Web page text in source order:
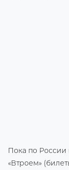
Пока по
«Втроем»